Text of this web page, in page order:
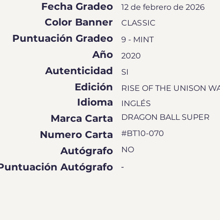
Fecha Gradeo
Color Banner
Puntuación Gradeo
Año
Autenticidad
Edición
Idioma
Marca Carta
Numero Carta
Autógrafo
Autógrafo
12 de febrero de 2026
CLASSIC
9 - MINT
2020
SI
RISE OF THE UNISON
INGLÉS
DRAGON BALL SUPER
#BT10-070
NO
-